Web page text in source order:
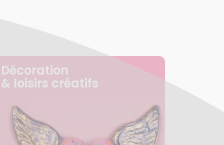
Décoration
& loisirs créatifs